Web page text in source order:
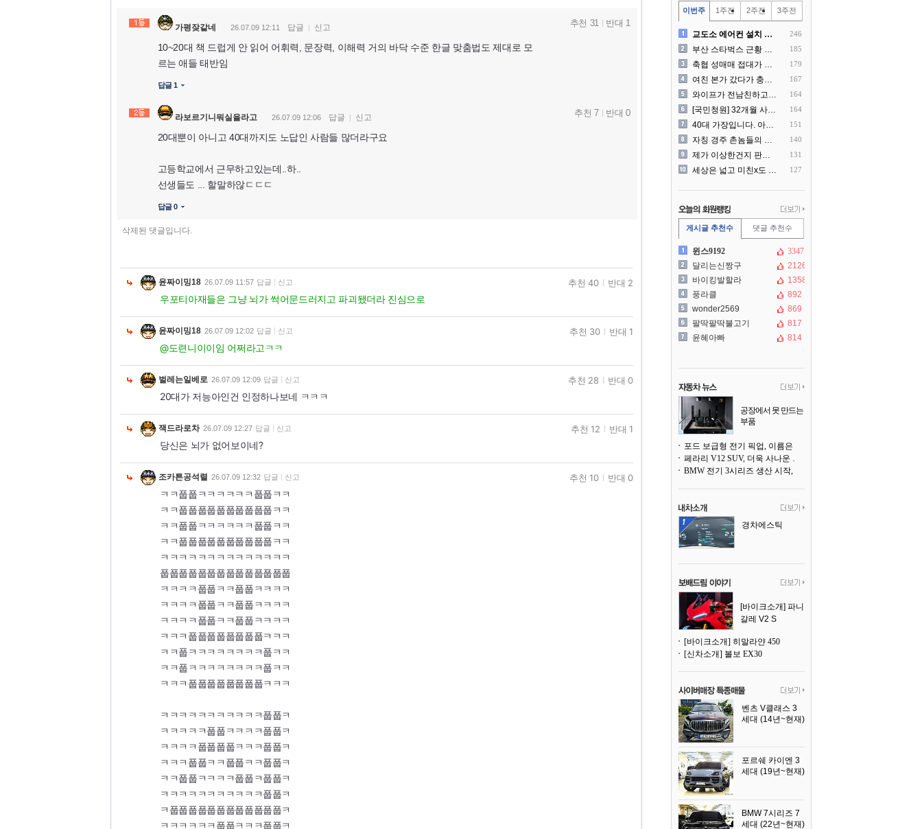
가평잦같네 26.07.09 12:11 답글 신고
10~20대 책 드럽게 안 읽어 어휘력, 문장력, 이해력 거의 바닥 수준 한글 맞춤법도 제대로 모
르는 애들 태반임
답글 1
추천 31 반대 1
라보르기니뭐실을라고 26.07.09 12:06 답글 신고
20대뿐이 아니고 40대까지도 노답인 사람들 많더라구요
고등학교에서 근무하고있는데..하..
선생들도 ... 할말하않ㄷㄷㄷ
답글 0
추천 7 반대 0
삭제된 댓글입니다.
윤짜이밍18 26.07.09 11:57 답글 신고
우포티아재들은 그냥 뇌가 썩어문드러지고 파괴됐더라 진심으로
추천 40 반대 2
윤짜이밍18 26.07.09 12:02 답글 신고
@도련니이이임 어쩌라고ㅋㅋ
추천 30 반대 1
벌레는일베로 26.07.09 12:09 답글 신고
20대가 저능아인건 인정하나보네 ㅋㅋㅋ
추천 28 반대 0
잭드라로차 26.07.09 12:27 답글 신고
당신은 뇌가 없어보이네?
추천 12 반대 1
조카튼공석렬 26.07.09 12:32 답글 신고
ㅋㅋ풉풉ㅋㅋㅋㅋㅋㅋ풉풉ㅋㅋ
ㅋㅋ풉풉풉풉풉풉풉풉풉풉ㅋㅋ
ㅋㅋ풉풉ㅋㅋㅋㅋㅋㅋ풉풉ㅋㅋ
ㅋㅋ풉풉풉풉풉풉풉풉풉풉ㅋㅋ
ㅋㅋㅋㅋㅋㅋㅋㅋㅋㅋㅋㅋㅋㅋ
풉풉풉풉풉풉풉풉풉풉풉풉풉풉
ㅋㅋㅋㅋ풉풉ㅋㅋ풉풉ㅋㅋㅋㅋ
ㅋㅋㅋㅋ풉풉ㅋㅋ풉풉ㅋㅋㅋㅋ
ㅋㅋㅋㅋ풉풉ㅋㅋ풉풉ㅋㅋㅋㅋ
ㅋㅋㅋ풉풉풉풉풉풉풉풉ㅋㅋㅋ
ㅋㅋ풉ㅋㅋㅋㅋㅋㅋㅋㅋ풉ㅋㅋ
ㅋㅋ풉ㅋㅋㅋㅋㅋㅋㅋㅋ풉ㅋㅋ
ㅋㅋㅋ풉풉풉풉풉풉풉풉ㅋㅋㅋ
ㅋㅋㅋㅋㅋㅋㅋㅋㅋㅋㅋ풉풉ㅋ
ㅋㅋㅋㅋㅋ풉풉ㅋㅋㅋㅋ풉풉ㅋ
ㅋㅋㅋㅋ풉풉풉풉ㅋㅋㅋ풉풉ㅋ
ㅋㅋㅋ풉풉ㅋㅋ풉풉ㅋㅋ풉풉ㅋ
ㅋㅋ풉풉ㅋㅋㅋㅋ풉풉ㅋ풉풉ㅋ
ㅋㅋㅋㅋㅋㅋㅋㅋㅋㅋㅋ풉풉ㅋ
ㅋ풉풉풉풉풉풉풉풉풉풉풉풉ㅋ
ㅋㅋㅋㅋㅋㅋ풉풉ㅋㅋㅋ풉풉ㅋ
추천 10 반대 0
이번주 1주전 2주전 3주전
교도소 에어컨 설치 논란.... 246
부산 스타벅스 근황 ㅎㄷㄷ 185
축협 성매매 접대가 더 충격.. 179
여친 본가 갔다가 충격 먹은.. 167
와이프가 전남친하고 해외여행.. 164
[국민청원] 32개월 사랑하.. 164
40대 가장입니다. 아내가 .. 151
자칭 경주 촌놈들의 국내 여.. 140
제가 이상한건지 판단 부탁드.. 131
세상은 넓고 미친x도 많네? 127
게시글 추천수 댓글 추천수
윈스9192
3347
달리는신짱구
2126
바이킹발할라
1358
풍라클
892
wonder2569
869
팔딱팔딱불고기
817
윤혜아빠
814
공장에서 못 만드는
부품
어낸다
페라리 V12 SUV, 더욱 사나운 얼굴로 돌아온다
경차에스틱
[바이크소개] 파니
갈레 V2 S
[바이크소개] 히말라얀 450
[신차소개] 볼보 EX30
벤츠 V클래스 3
세대 (14년~현재)
포르쉐 카이엔 3
세대 (19년~현재)
BMW 7시리즈 7
세대 (22년~현재)